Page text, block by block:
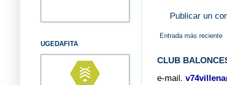
Publicar un
Entrada más reciente
CLUB
e-mail.
UGEDAFITA